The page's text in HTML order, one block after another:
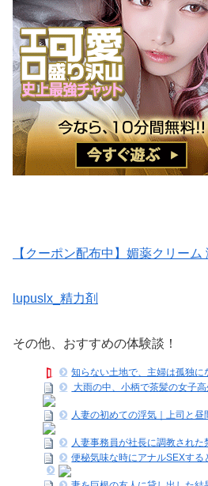
【クーポン配布中】媚薬クリー
lupuslx_精力剤
その他、おすすめの体験談！
知らない土地で、主婦は孤独に
大雨の中、小柄で茶髪の女子
人妻の初めての浮気｜上司と昼
人妻事務員が社長に調教された
便秘気味な時にアナルSEXする